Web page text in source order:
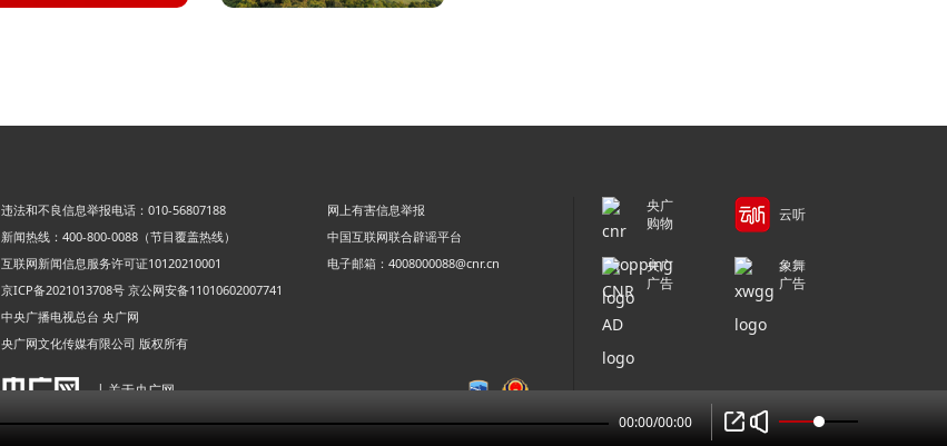
违法和不良信息举报电话：010-56807188
网上有害信息举报
新闻热线：400-800-0088（节目覆盖热线）
中国互联网联合辟谣平台
互联网新闻信息服务许可证10120210001
电子邮箱：4008000088@cnr.cn
京ICP备2021013708号 京公网安备11010602007741
中央广播电视总台 央广网
央广网文化传媒有限公司 版权所有
| 关于央广网
央广
购物
云听
央广
广告
象舞
广告
00:00/00:00